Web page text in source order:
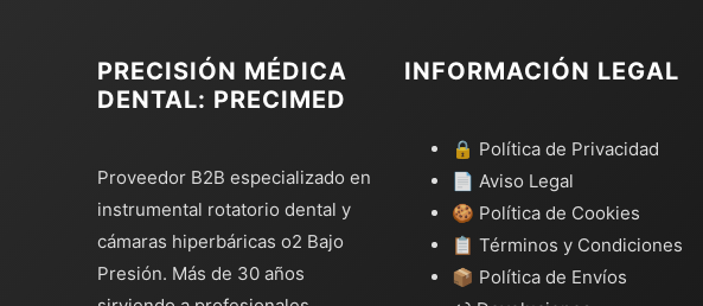
PRECISIÓN MÉDICA
DENTAL: PRECIMED
Proveedor B2B especializado en
instrumental rotatorio dental y
cámaras hiperbáricas o2 Bajo
Presión. Más de 30 años
INFORMACIÓN LEGAL
🔒 Política de Privacidad
📄 Aviso Legal
🍪 Política de Cookies
📋 Términos y Condiciones
📦 Política de Envíos